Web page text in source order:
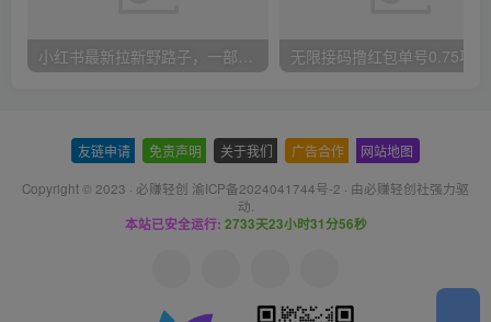
友链申请 免责声明 关于我们 广告合作 网站地图
Copyright © 2023 · 必赚轻创 渝ICP备2024041744号-2 · 由必赚轻创社强力驱
动.
本站已安全运行: 2733天23小时31分57秒